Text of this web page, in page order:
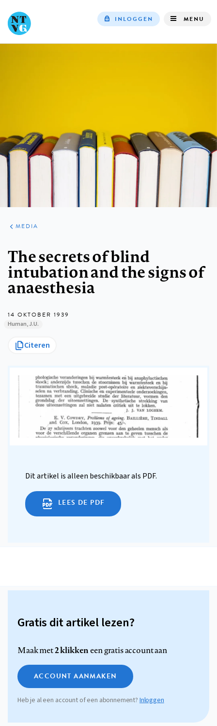
INLOGGEN MENU
ARTIKELEN
VARIA
MEDIA
The secrets of blind
intubation and the signs of
anaesthesia
14 OKTOBER 1939
Human, J.U.
Citeren
Dit artikel is alleen beschikbaar als PDF.
LEES DE PDF
Gratis dit artikel lezen?
Maak met2 klikkeneen gratis account aan
ACCOUNT AANMAKEN
Heb je al een account of een abonnement? Inloggen